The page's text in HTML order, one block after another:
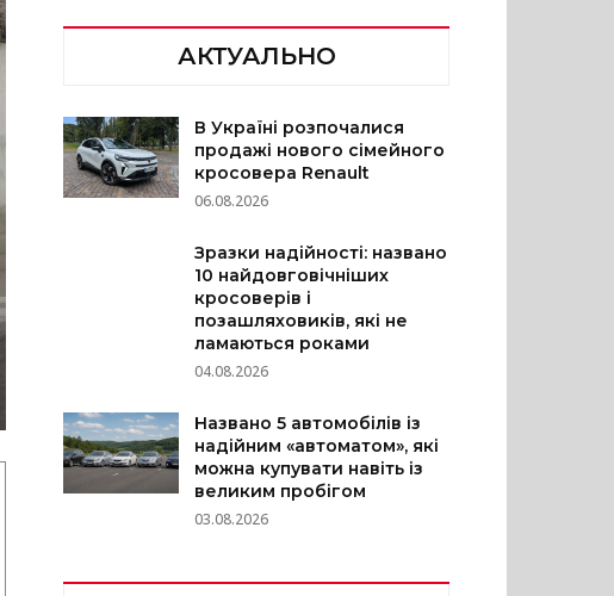
АКТУАЛЬНО
В Україні розпочалися
продажі нового сімейного
кросовера Renault
06.08.2026
Зразки надійності: названо
10 найдовговічніших
кросоверів і
позашляховиків, які не
ламаються роками
04.08.2026
Названо 5 автомобілів із
надійним «автоматом», які
можна купувати навіть із
великим пробігом
03.08.2026